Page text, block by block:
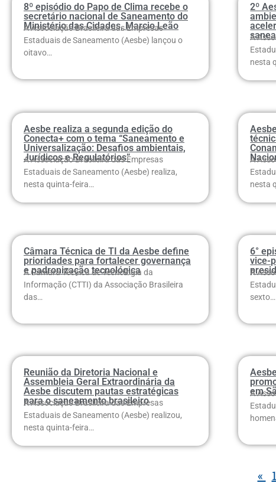
8º episódio do Papo de Clima recebe o
secretário nacional de Saneamento do
Ministério das Cidades, Marcio Leão
A Associação Brasileira das Empresas
Estaduais de Saneamento (Aesbe) lançou o
oitavo…
2º
A
nesta
Aesbe realiza a segunda edição do
Conecta+ com o tema “Saneamento e
Universalização: Desafios ambientais,
Jurídicos e Regulatórios”
A Associação Brasileira das Empresas
Estaduais de Saneamento (Aesbe) realiza,
nesta quinta-feira…
A
nesta
Câmara Técnica de TI da Aesbe define
prioridades para fortalecer governança
e padronização tecnológica
A Câmara Técnica de Tecnologia da
Informação (CTTI) da Associação Brasileira
das…
6°
vice-
A
sexto…
Reunião da Diretoria Nacional e
Assembleia Geral Extraordinária da
Aesbe discutem pautas estratégicas
para o saneamento brasileiro
A Associação Brasileira das Empresas
Estaduais de Saneamento (Aesbe) realizou,
nesta quinta-feira…
em
A
« 1